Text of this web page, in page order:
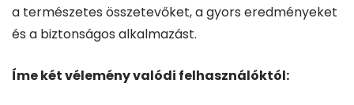
a természetes összetevőket, a gyors eredményeket
és a biztonságos alkalmazást.
Íme két vélemény valódi felhasználóktól: